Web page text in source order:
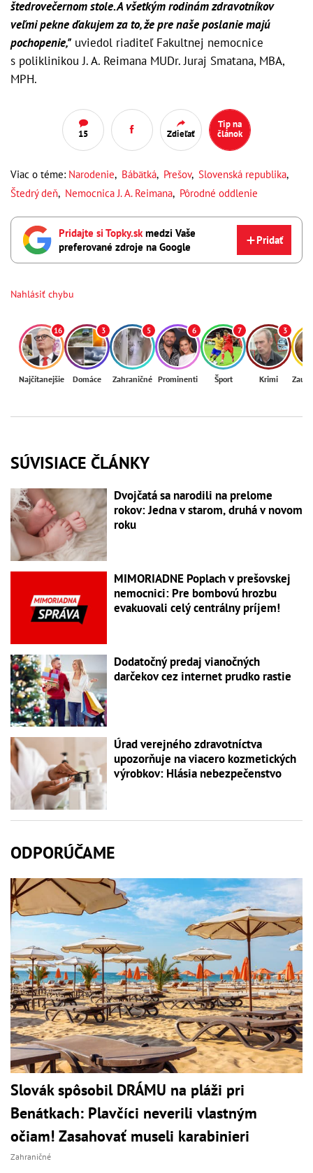
štedrovečernom stole. A všetkým rodinám zdravotníkov
veľmi pekne ďakujem za to, že pre naše poslanie majú
pochopenie," uviedol riaditeľ Fakultnej nemocnice
s poliklinikou J. A. Reimana MUDr. Juraj Smatana, MBA,
MPH.
15 Zdieľať
Tip na
článok
Viac o téme: Narodenie, Bábätká, Prešov, Slovenská republika,
Štedrý deň, Nemocnica J. A. Reimana, Pôrodné oddlenie
Pridajte si Topky.skmedzi Vaše
preferované zdroje na Google
Pridať
Nahlásiť chybu
16
Najčítanejšie
3
Domáce
5
Zahraničné
6
Prominenti
7
Šport
3
Krimi
SÚVISIACE ČLÁNKY
Dvojčatá sa narodili na prelome
rokov: Jedna v starom, druhá v novom
roku
MIMORIADNE Poplach v prešovskej
nemocnici: Pre bombovú hrozbu
evakuovali celý centrálny príjem!
Dodatočný predaj vianočných
darčekov cez internet prudko rastie
Úrad verejného zdravotníctva
upozorňuje na viacero kozmetických
výrobkov: Hlásia nebezpečenstvo
ODPORÚČAME
Slovák spôsobil DRÁMU na pláži pri
Benátkach: Plavčíci neverili vlastným
očiam! Zasahovať museli karabinieri
Zahraničné